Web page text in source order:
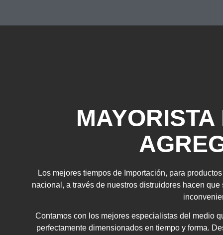
Los mejores tiempos de Importación, para
nacional, a través de nuestros distruidores hacen
Contamos con los mejores especialistas del medio
perfectamente dimensionados en tiempo y forma.